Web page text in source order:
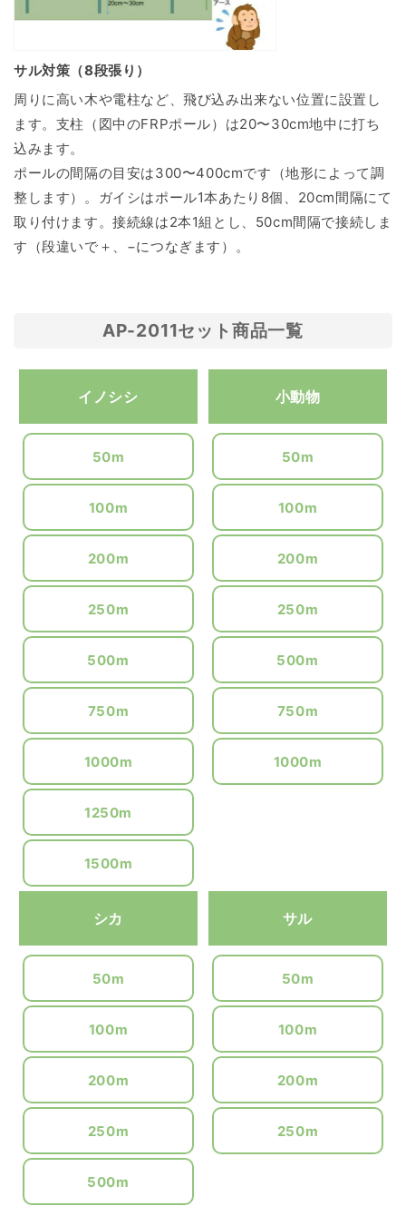
サル対策（8段張り）
周りに高い木や電柱など、飛び込み出来ない位置に設置し
ます。支柱（図中のFRPポール）は20〜30cm地中に打ち
込みます。
ポールの間隔の目安は300〜400cmです（地形によって調
整します）。ガイシはポール1本あたり8個、20cm間隔にて
取り付けます。接続線は2本1組とし、50cm間隔で接続しま
す（段違いで＋、−につなぎます）。
AP-2011セット商品一覧
イノシシ
50m
100m
200m
250m
500m
750m
1000m
1250m
1500m
小動物
50m
100m
200m
250m
500m
750m
1000m
シカ
50m
100m
200m
250m
500m
サル
50m
100m
200m
250m